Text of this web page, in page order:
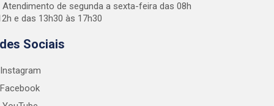
Atendimento de segunda a sexta-feira das 08h
e das 13h30 às 17h30
Sociais
Instagram
Facebook